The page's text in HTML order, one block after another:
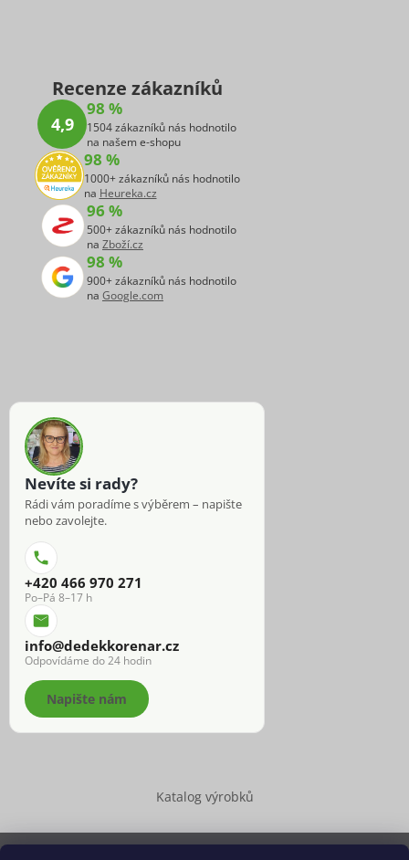
Recenze zákazníků
4,9
98 %
1504 zákazníků nás hodnotilo
na našem e-shopu
98 %
1000+ zákazníků nás hodnotilo
na Heureka.cz
96 %
500+ zákazníků nás hodnotilo
na Zboží.cz
98 %
900+ zákazníků nás hodnotilo
na Google.com
Nevíte si rady?
Rádi vám poradíme s výběrem – napište
nebo zavolejte.
+420 466 970 271
Po–Pá 8–17 h
info@dedekkorenar.cz
Odpovídáme do 24 hodin
Napište nám
Katalog výrobků